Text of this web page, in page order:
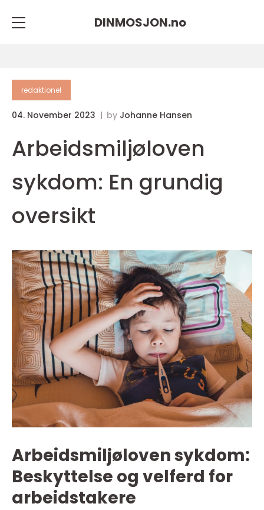
DINMOSJON.no
redaktionel
04. November 2023 by Johanne Hansen
Arbeidsmiljøloven
sykdom: En grundig
oversikt
Arbeidsmiljøloven sykdom:
Beskyttelse og velferd for
arbeidstakere